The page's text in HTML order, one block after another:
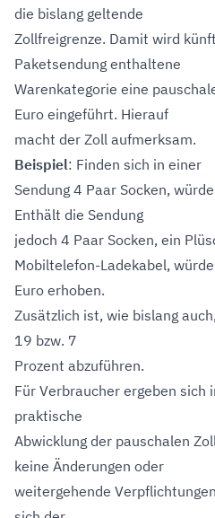
die bislang geltende
Zollfreigrenze. Damit wird
Paketsendung enthaltene
Warenkategorie eine
Euro eingeführt. Hierauf
macht der Zoll aufmerksam.
Beispiel: Finden sich in einer
Sendung 4 Paar Socken,
Enthält die Sendung
jedoch 4 Paar Socken, ein
Mobiltelefon-Ladekabel,
Euro erhoben.
Zusätzlich ist, wie bislang
19 bzw. 7
Prozent abzuführen.
Für Verbraucher ergeben sich
praktische
Abwicklung der pauschalen
keine Änderungen oder
weitergehende